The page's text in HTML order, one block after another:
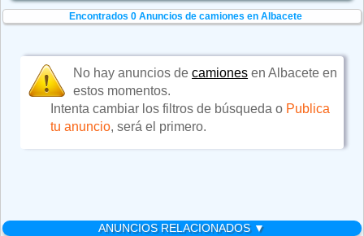
Encontrados 0 Anuncios de camiones en Albacete
No hay anuncios decamiones en Albacete en
estos momentos.
Intenta cambiar los filtros de búsqueda o Publica
tu anuncio, será el primero.
ANUNCIOS RELACIONADOS ▼